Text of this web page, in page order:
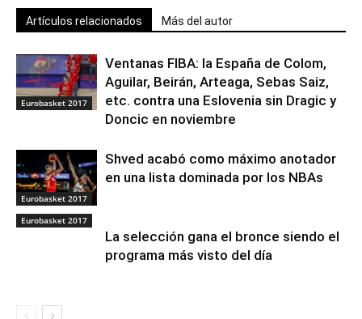
Artículos relacionados Más del autor
Eurobasket 2017
Ventanas FIBA: la España de Colom,
Aguilar, Beirán, Arteaga, Sebas Saiz,
etc. contra una Eslovenia sin Dragic y
Doncic en noviembre
Eurobasket 2017
Shved acabó como máximo anotador
en una lista dominada por los NBAs
Eurobasket 2017
La selección gana el bronce siendo el
programa más visto del día